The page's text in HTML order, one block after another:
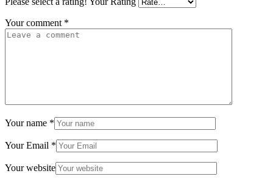
Your comment *
Your name *
Your Email *
Your website